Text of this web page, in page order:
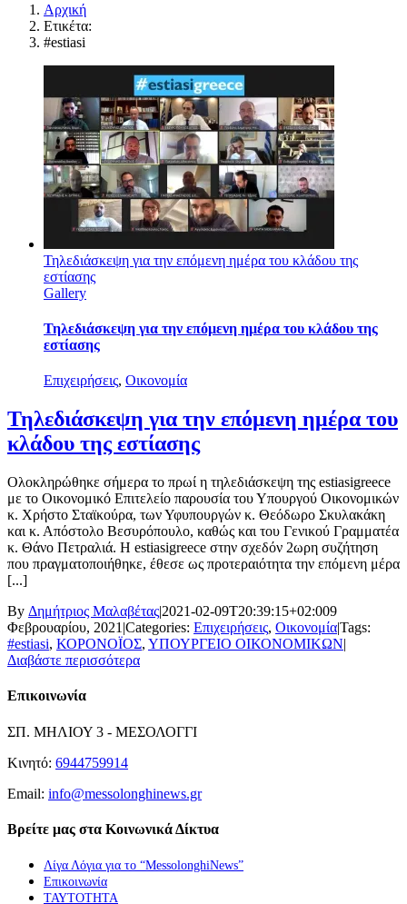
Αρχική
Ετικέτα:
#estiasi
Τηλεδιάσκεψη για την επόμενη ημέρα του κλάδου της
εστίασης
Gallery
Τηλεδιάσκεψη για την επόμενη ημέρα του κλάδου της
εστίασης
Επιχειρήσεις, Οικονομία
Τηλεδιάσκεψη για την επόμενη ημέρα του
κλάδου της εστίασης
Ολοκληρώθηκε σήμερα το πρωί η τηλεδιάσκεψη της estiasigreece
με το Οικονομικό Επιτελείο παρουσία του Υπουργού Οικονομικών
κ. Χρήστο Σταϊκούρα, των Υφυπουργών κ. Θεόδωρο Σκυλακάκη
και κ. Απόστολο Βεσυρόπουλο, καθώς και του Γενικού Γραμματέα
κ. Θάνο Πετραλιά. Η estiasigreece στην σχεδόν 2ωρη συζήτηση
που πραγματοποιήθηκε, έθεσε ως προτεραιότητα την επόμενη μέρα
[...]
By Δημήτριος Μαλαβέτας|2021-02-09T20:39:15+02:009
Φεβρουαρίου, 2021 |Categories: Επιχειρήσεις, Οικονομία|Tags:
#estiasi, ΚΟΡΟΝΟΪΟΣ, ΥΠΟΥΡΓΕΙΟ ΟΙΚΟΝΟΜΙΚΩΝ|
Διαβάστε περισσότερα
Επικοινωνία
ΣΠ. ΜΗΛΙΟΥ 3 - ΜΕΣΟΛΟΓΓΙ
Κινητό: 6944759914
Email: info@messolonghinews.gr
Βρείτε μας στα Κοινωνικά Δίκτυα
Λίγα Λόγια για το “MessolonghiNews”
Επικοινωνία
ΤΑΥΤΟΤΗΤΑ